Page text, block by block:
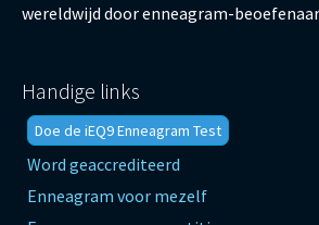
wereldwijd door enneagram-
Handige links
Doe de iEQ9 Enneagram Test
Word geaccrediteerd
Enneagram voor mezelf